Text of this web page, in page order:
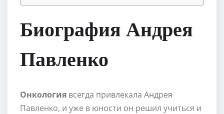
Биография Андрея
Павленко
Онкология всегда привлекала Андрея
Павленко, и уже в юности он решил учиться и